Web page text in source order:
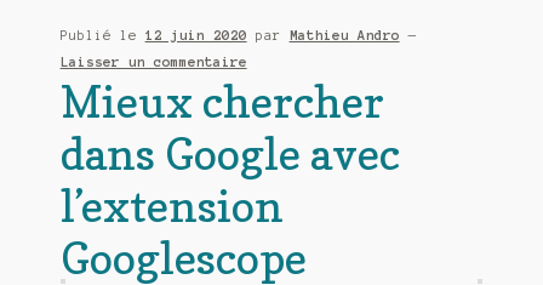
Publié le 12 juin 2020 par Mathieu Andro
—
Laisser un commentaire
Mieux chercher
dans Google avec
l’extension
Googlescope